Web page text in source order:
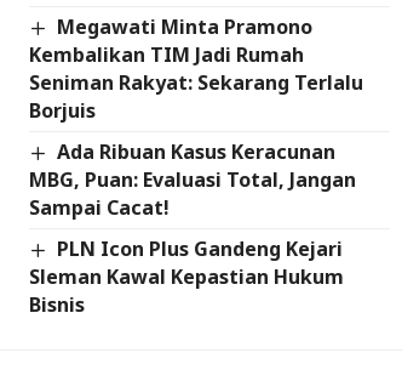
Megawati Minta Pramono
Kembalikan TIM Jadi Rumah
Seniman Rakyat: Sekarang Terlalu
Borjuis
Ada Ribuan Kasus Keracunan
MBG, Puan: Evaluasi Total, Jangan
Sampai Cacat!
PLN Icon Plus Gandeng Kejari
Sleman Kawal Kepastian Hukum
Bisnis